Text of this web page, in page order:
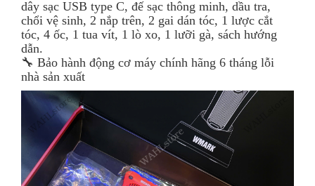
dây sạc USB type C, đế sạc thông minh, dầu tra,
chổi vệ sinh, 2 nắp trên, 2 gai dán tóc, 1 lược cắt
tóc, 4 ốc, 1 tua vít, 1 lò xo, 1 lưỡi gà, sách hướng
dẫn.
🔧 Bảo hành động cơ máy chính hãng 6 tháng lỗi
nhà sản xuất